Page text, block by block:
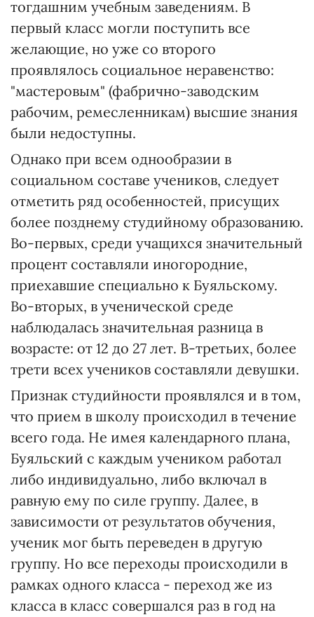
тогдашним учебным заведениям. В
первый класс могли поступить все
желающие, но уже со второго
проявлялось социальное неравенство:
"мастеровым" (фабрично-заводским
рабочим, ремесленникам) высшие знания
были недоступны.
Однако при всем однообразии в
социальном составе учеников, следует
отметить ряд особенностей, присущих
более позднему студийному образованию.
Во-первых, среди учащихся значительный
процент составляли иногородние,
приехавшие специально к Буяльскому.
Во-вторых, в ученической среде
наблюдалась значительная разница в
возрасте: от 12 до 27 лет. В-третьих, более
трети всех учеников составляли девушки.
Признак студийности проявлялся и в том,
что прием в школу происходил в течение
всего года. Не имея календарного плана,
Буяльский с каждым учеником работал
либо индивидуально, либо включал в
равную ему по силе группу. Далее, в
зависимости от результатов обучения,
ученик мог быть переведен в другую
группу. Но все переходы происходили в
рамках одного класса - переход же из
класса в класс совершался раз в год на